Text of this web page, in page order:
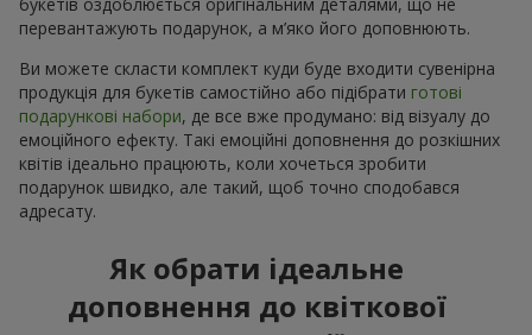
перевантажують подарунок, а м’яко його доповнюють.
Ви можете скласти комплект куди буде входити сувенірна
продукція для букетів самостійно або підібрати готові
подарункові набори, де все вже продумано: від візуалу до
емоційного ефекту. Такі емоційні доповнення до розкішних
квітів ідеально працюють, коли хочеться зробити
подарунок швидко, але такий, щоб точно сподобався
адресату.
Як обрати ідеальне
доповнення до квіткової